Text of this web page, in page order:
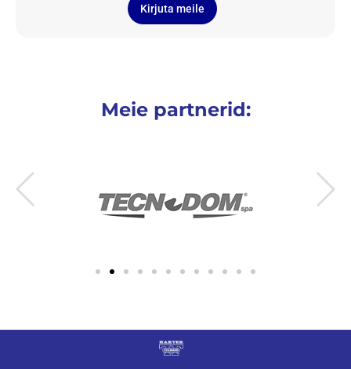
Kirjuta meile
Meie partnerid: